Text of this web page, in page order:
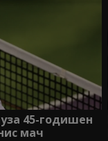
45-годишен
мач